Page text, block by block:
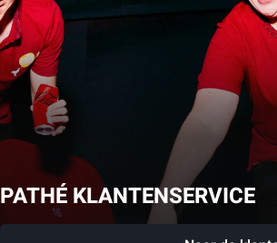
PATHÉ KLANTENSERVICE